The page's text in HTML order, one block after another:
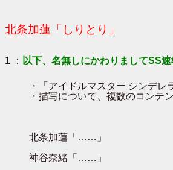
北条加蓮「しりとり」
1 ： 以下、名無しにかわりましてSS
・「アイドルマスター シンデレ
・描写について、複数のコンテ
北条加蓮「……」
神谷奈緒「……」